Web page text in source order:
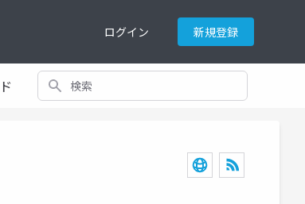
ログイン 新規登録
検索